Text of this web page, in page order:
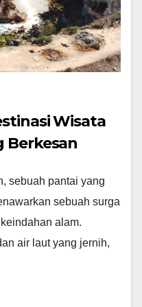
Wisata
Berkesan
sebuah pantai yang
sebuah surga
alam.
air laut yang jernih,